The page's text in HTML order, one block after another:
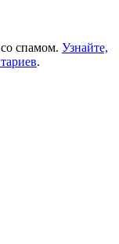
спамом. Узнайте,
.